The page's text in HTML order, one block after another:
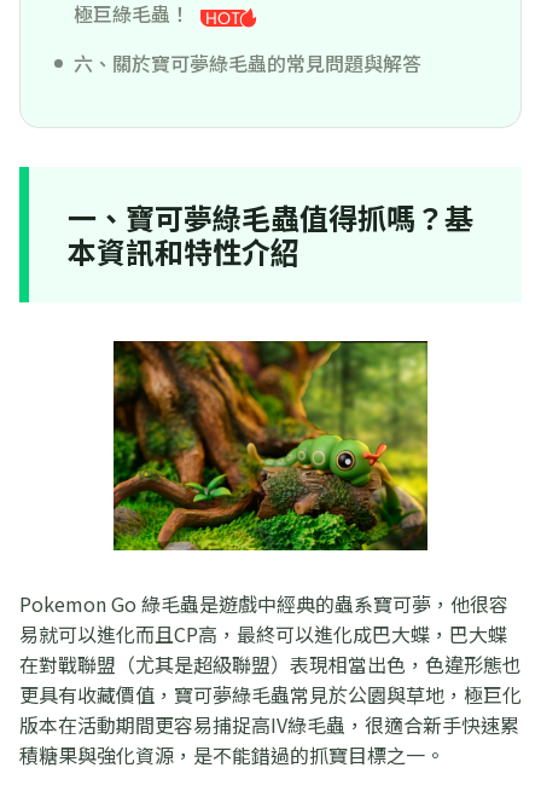
極巨綠毛蟲！
六、關於寶可夢綠毛蟲的常見問題與解答
一、寶可夢綠毛蟲值得抓嗎？基
本資訊和特性介紹
Pokemon Go 綠毛蟲是遊戲中經典的蟲系寶可夢，他很容
易就可以進化而且CP高，最終可以進化成巴大蝶，巴大蝶
在對戰聯盟（尤其是超級聯盟）表現相當出色，色違形態也
更具有收藏價值，寶可夢綠毛蟲常見於公園與草地，極巨化
版本在活動期間更容易捕捉高IV綠毛蟲，很適合新手快速累
積糖果與強化資源，是不能錯過的抓寶目標之一。